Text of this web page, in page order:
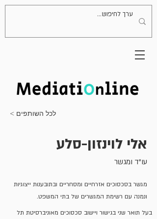
< לכל השותפים
אלי לוינזון-סלע
עו"ד ומגשר
מגשר בסכסוכים אזרחיים ומסחריים ובתובענות ייצוגיות
ונמנה עם רשימת המגשרים של בתי המשפט.
בעל תואר שני בגישור ויישוב סכסוכים מאוניברסיטת תל